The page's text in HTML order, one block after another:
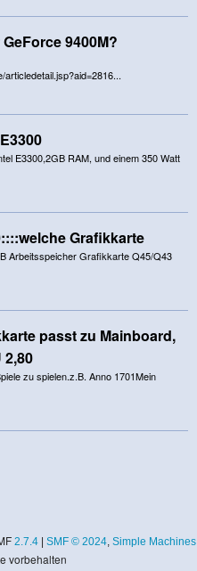
9400M?
E3300,2GB RAM, und einem 350 Watt
Grafikkarte
Arbeitsspeicher Grafikkarte Q45/Q43
passt zu Mainboard,
2,80
zu spielen.z.B. Anno 1701Mein
2.7.4| SMF © 2024, Simple Machines
vorbehalten